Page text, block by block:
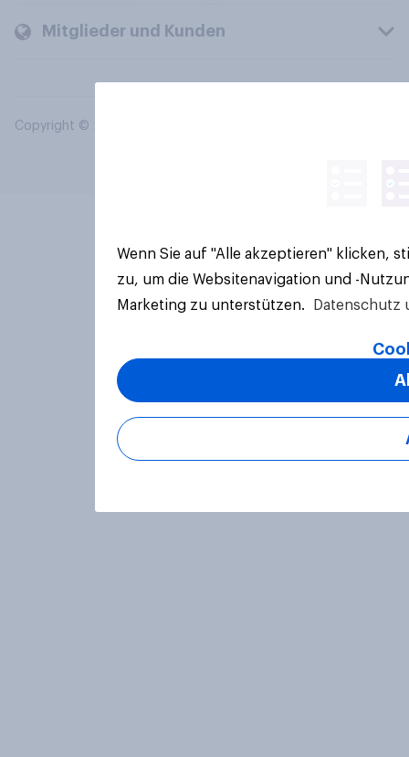
Mitglieder und Kunden
Copyright © 2026 YouGov PLC. Alle Rechte vorbehalten.
Wenn Sie auf "Alle akzeptieren" klicken,
zu, um die Websitenavigation und -
Marketing zu unterstützen.
Datenschutz